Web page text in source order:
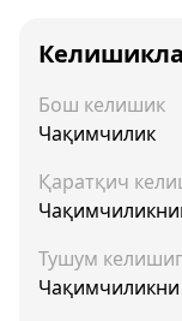
Бош келишик
Чақимчилик
Қаратқич
Тушум
Чақимчиликни